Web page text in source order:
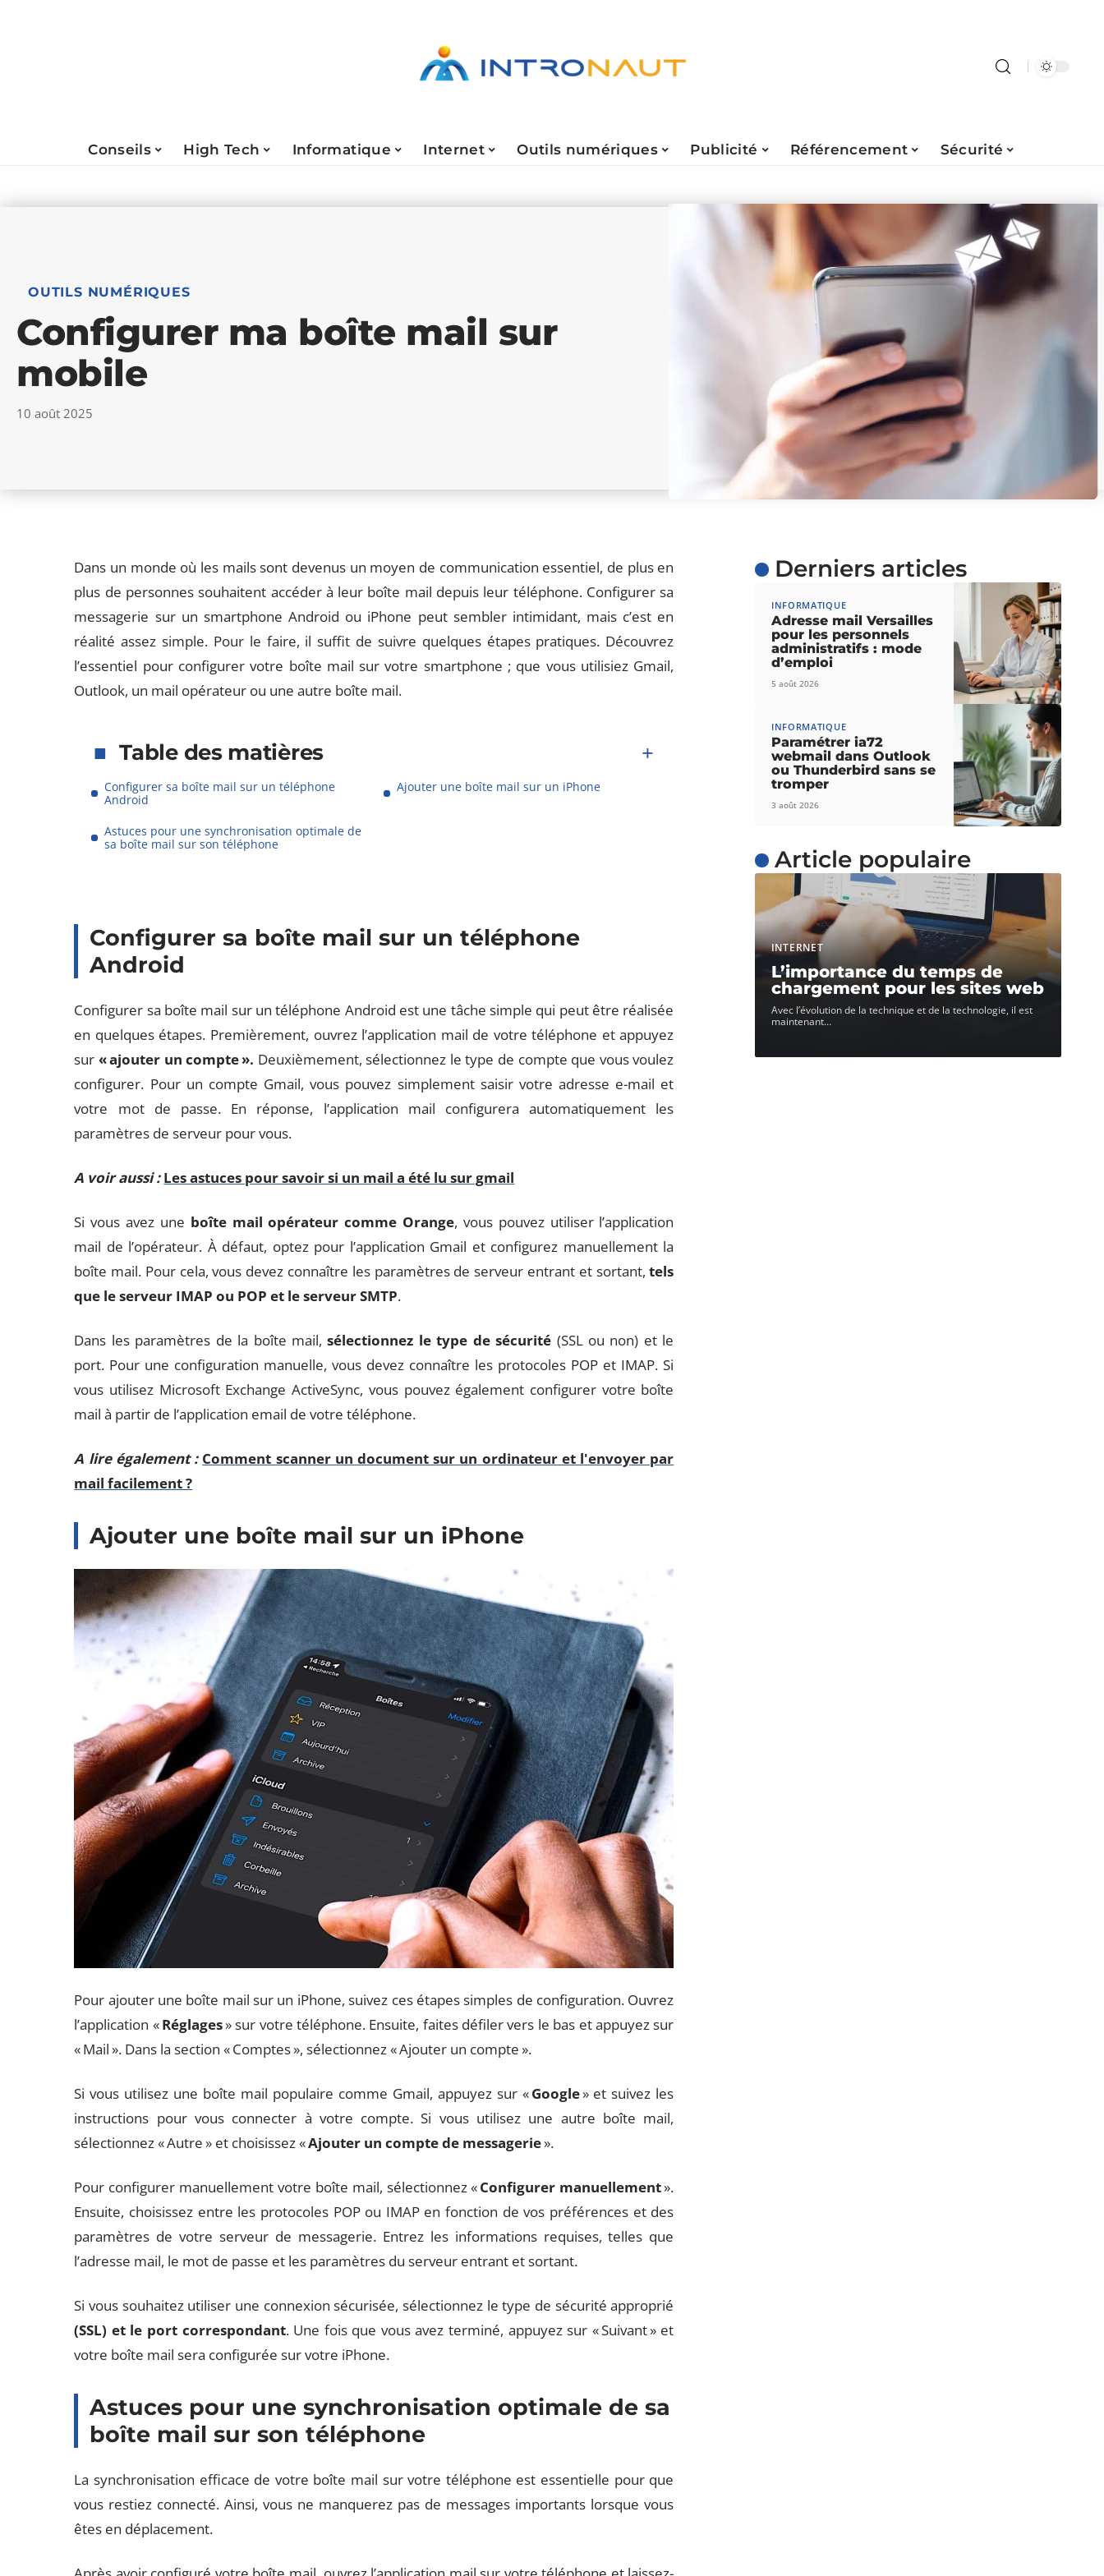
Conseils High Tech Informatique Internet Outils numériques Publicité Référencement Sécurité
OUTILS NUMÉRIQUES
Configurer ma boîte mail sur
mobile
10 août 2025
Dans un monde où les mails sont devenus un moyen de communication essentiel, de plus en
plus de personnes souhaitent accéder à leur boîte mail depuis leur téléphone. Configurer sa
messagerie sur un smartphone Android ou iPhone peut sembler intimidant, mais c’est en
réalité assez simple. Pour le faire, il suffit de suivre quelques étapes pratiques. Découvrez
l’essentiel pour configurer votre boîte mail sur votre smartphone ; que vous utilisiez Gmail,
Outlook, un mail opérateur ou une autre boîte mail.
Table des matières
Configurer sa boîte mail sur un téléphone
Android
Ajouter une boîte mail sur un iPhone
Astuces pour une synchronisation optimale de
sa boîte mail sur son téléphone
Configurer sa boîte mail sur un téléphone
Android
Configurer sa boîte mail sur un téléphone Android est une tâche simple qui peut être réalisée
en quelques étapes. Premièrement, ouvrez l’application mail de votre téléphone et appuyez
sur « ajouter un compte ». Deuxièmement, sélectionnez le type de compte que vous voulez
configurer. Pour un compte Gmail, vous pouvez simplement saisir votre adresse e-mail et
votre mot de passe. En réponse, l’application mail configurera automatiquement les
paramètres de serveur pour vous.
A voir aussi : Les astuces pour savoir si un mail a été lu sur gmail
Si vous avez une boîte mail opérateur comme Orange, vous pouvez utiliser l’application
mail de l’opérateur. À défaut, optez pour l’application Gmail et configurez manuellement la
boîte mail. Pour cela, vous devez connaître les paramètres de serveur entrant et sortant,tels
que le serveur IMAP ou POP et le serveur SMTP.
Dans les paramètres de la boîte mail,sélectionnez le type de sécurité (SSL ou non) et le
port. Pour une configuration manuelle, vous devez connaître les protocoles POP et IMAP. Si
vous utilisez Microsoft Exchange ActiveSync, vous pouvez également configurer votre boîte
mail à partir de l’application email de votre téléphone.
A lire également : Comment scanner un document sur un ordinateur et l'envoyer par
mail facilement ?
Ajouter une boîte mail sur un iPhone
Pour ajouter une boîte mail sur un iPhone, suivez ces étapes simples de configuration. Ouvrez
l’application «Réglages» sur votre téléphone. Ensuite, faites défiler vers le bas et appuyez sur
« Mail ». Dans la section « Comptes », sélectionnez « Ajouter un compte ».
Si vous utilisez une boîte mail populaire comme Gmail, appuyez sur «Google» et suivez les
instructions pour vous connecter à votre compte. Si vous utilisez une autre boîte mail,
sélectionnez « Autre » et choisissez «Ajouter un compte de messagerie».
Pour configurer manuellement votre boîte mail, sélectionnez «Configurer manuellement».
Ensuite, choisissez entre les protocoles POP ou IMAP en fonction de vos préférences et des
paramètres de votre serveur de messagerie. Entrez les informations requises, telles que
l’adresse mail, le mot de passe et les paramètres du serveur entrant et sortant.
Si vous souhaitez utiliser une connexion sécurisée, sélectionnez le type de sécurité approprié
(SSL) et le port correspondant. Une fois que vous avez terminé, appuyez sur « Suivant » et
votre boîte mail sera configurée sur votre iPhone.
Astuces pour une synchronisation optimale de sa
boîte mail sur son téléphone
La synchronisation efficace de votre boîte mail sur votre téléphone est essentielle pour que
vous restiez connecté. Ainsi, vous ne manquerez pas de messages importants lorsque vous
êtes en déplacement.
Derniers articles
INFORMATIQUE
Adresse mail Versailles
pour les personnels
administratifs : mode
d’emploi
5 août 2026
INFORMATIQUE
Paramétrer ia72
webmail dans Outlook
ou Thunderbird sans se
tromper
3 août 2026
Article populaire
INTERNET
L’importance du temps de
chargement pour les sites web
Avec l’évolution de la technique et de la technologie, il est
maintenant…